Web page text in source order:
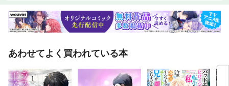
あわせてよく買われている本